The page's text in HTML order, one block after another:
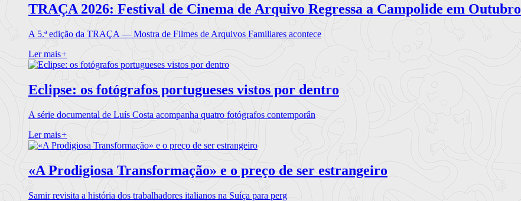
TRAÇA 2026: Festival de Cinema de Arquivo Regressa a Campolide em Outubro
A 5.ª edição da TRAÇA — Mostra de Filmes de Arquivos Familiares acontece
Ler mais+
Eclipse: os fotógrafos portugueses vistos por dentro
A série documental de Luís Costa acompanha quatro fotógrafos contemporân
Ler mais+
«A Prodigiosa Transformação» e o preço de ser estrangeiro
Samir revisita a história dos trabalhadores italianos na Suíça para perg